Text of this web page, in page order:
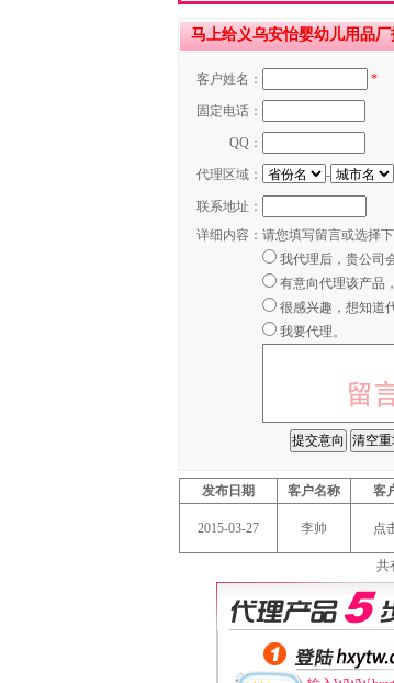
马上给义乌安怡婴幼儿用品
客户姓名： *
固定电话：
QQ：
代理区域： -
联系地址：
详细内容： 请您填写留言或选择
我代理后，贵公司
有意向代理该产品
很感兴趣，想知道
我要代理。
发布日期 客户名称 客
2015-03-27 李帅 点
共